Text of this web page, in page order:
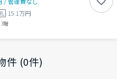
礼 15.1万円
3階
件 (0件)